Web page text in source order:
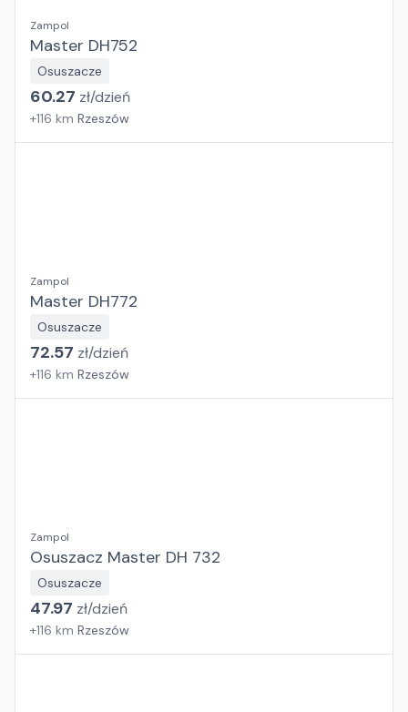
Zampol
Master DH752
Osuszacze
60.27 zł/dzień
+116 km Rzeszów
Zampol
Master DH772
Osuszacze
72.57 zł/dzień
+116 km Rzeszów
Zampol
Osuszacz Master DH 732
Osuszacze
47.97 zł/dzień
+116 km Rzeszów